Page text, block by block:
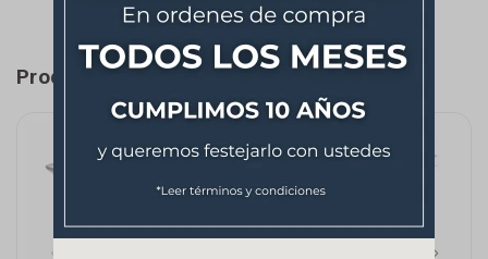
Productos que te pueden interesar